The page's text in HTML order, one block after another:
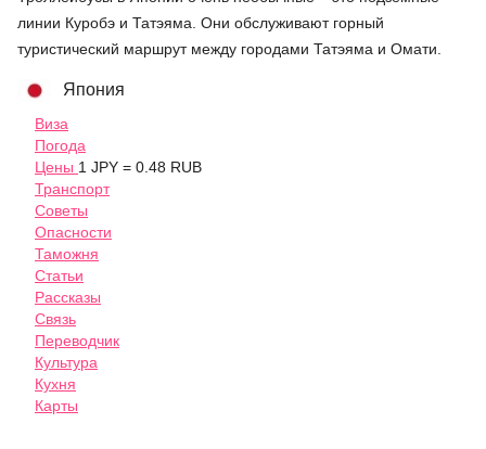
линии Куробэ и Татэяма. Они обслуживают горный
туристический маршрут между городами Татэяма и Омати.
Япония
Виза
Погода
Цены 1 JPY = 0.48 RUB
Транспорт
Советы
Опасности
Таможня
Статьи
Рассказы
Связь
Переводчик
Культура
Кухня
Карты